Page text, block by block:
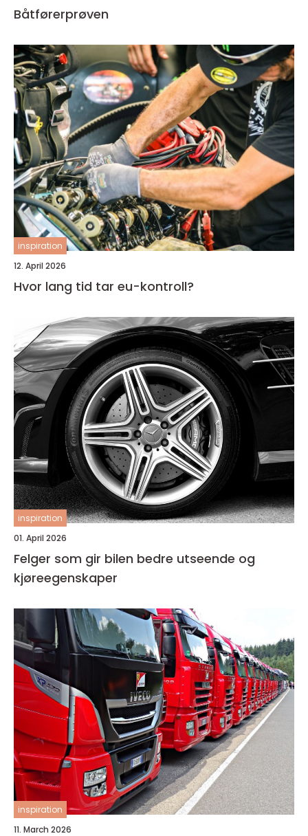
Båtførerprøven
inspiration
12. April 2026
Hvor lang tid tar eu-kontroll?
inspiration
01. April 2026
Felger som gir bilen bedre utseende og
kjøreegenskaper
inspiration
11. March 2026